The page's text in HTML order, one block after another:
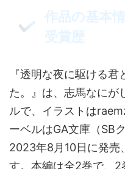
作品の基本
受賞歴
『透明な夜に駆ける
た。』は、志馬なにが
ルで、イラストは
ーベルはGA文庫（SB
2023年8月10日に発売
す。本編は全2巻で、